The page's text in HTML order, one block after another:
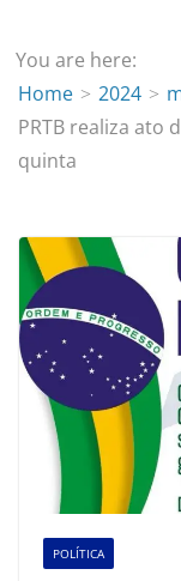
You are here:
Home
2024
PRTB realiza ato
quinta
POLÍTICA